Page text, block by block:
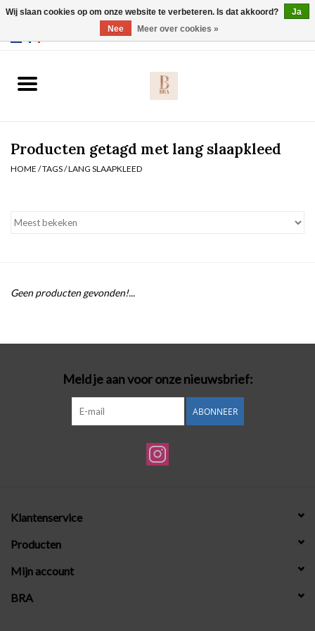
Slip
Nachtmode
Badmode
Lingerie-accessoires
Cadeaubonnen
Producten getagd met lang slaapkleed
HOME /TAGS/LANG SLAAPKLEED
Geen producten gevonden!...
Meld je aan voor onze nieuwsbrief:
ABONNEER
Klantenservice
Producten
Mijn account
BRA
Wij slaan cookies op om onze website te verbeteren. Is dat akkoord?
Ja
Nee
Meer over cookies »
Webshop werkt met EU maten. .